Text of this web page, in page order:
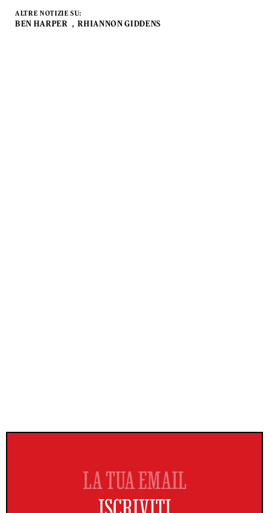
ALTRE NOTIZIE SU:
BEN HARPER RHIANNON GIDDENS